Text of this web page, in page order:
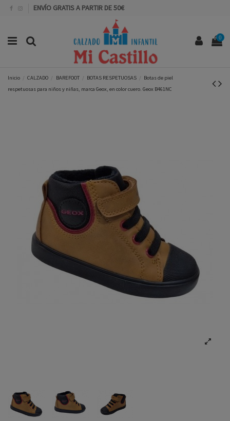
ENVÍO GRATIS A PARTIR DE 50€
0
Inicio CALZADO BAREFOOT BOTAS RESPETUOSAS
Botas de piel
respetuosas para niños y niñas, marca Geox, en color cuero. Geox B461NC